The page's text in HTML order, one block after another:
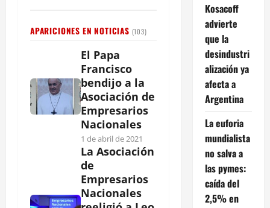
APARICIONES EN NOTICIAS (103)
El Papa
Francisco
bendijo a la
Asociación de
Empresarios
Nacionales
1 de abril de 2021
La Asociación
de
Empresarios
Nacionales
Kosacoff
advierte
que la
desindustri
alización ya
afecta a
Argentina
La euforia
mundialista
no salva a
las pymes:
caída del
2,5% en